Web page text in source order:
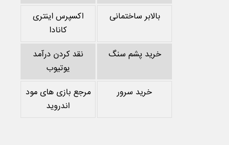
بالابر ساختمانی
اکسپرس اینتری
کانادا
خرید پشم سنگ
نقد کردن درآمد
یوتیوب
خرید سرور
مرجع بازی های مود
اندروید